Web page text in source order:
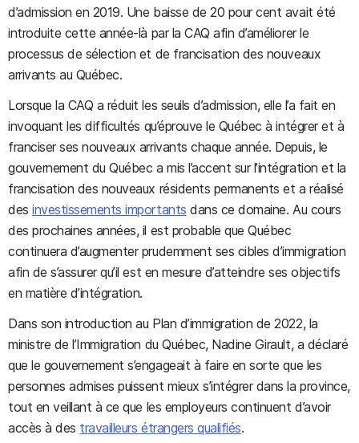
d’admission en 2019. Une baisse de 20 pour cent avait été
introduite cette année-là par la CAQ afin d’améliorer le
processus de sélection et de francisation des nouveaux
arrivants au Québec.
Lorsque la CAQ a réduit les seuils d’admission, elle l’a fait en
invoquant les difficultés qu’éprouve le Québec à intégrer et à
franciser ses nouveaux arrivants chaque année. Depuis, le
gouvernement du Québec a mis l’accent sur l’intégration et la
francisation des nouveaux résidents permanents et a réalisé
desinvestissements importants dans ce domaine. Au cours
des prochaines années, il est probable que Québec
continuera d’augmenter prudemment ses cibles d’immigration
afin de s’assurer qu’il est en mesure d’atteindre ses objectifs
en matière d’intégration.
Dans son introduction au Plan d’immigration de 2022, la
ministre de l’Immigration du Québec, Nadine Girault, a déclaré
que le gouvernement s’engageait à faire en sorte que les
personnes admises puissent mieux s’intégrer dans la province,
tout en veillant à ce que les employeurs continuent d’avoir
accès à des travailleurs étrangers qualifiés.